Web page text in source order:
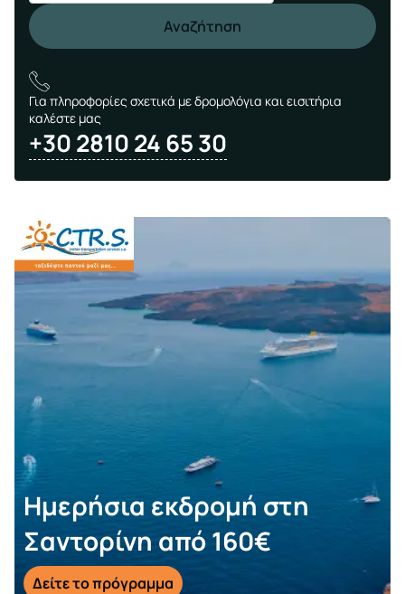
Για πληροφορίες σχετικά με δρομολόγια και εισιτήρια
καλέστε μας
+30 2810 24 65 30
Αναζήτηση
Ημερήσια εκδρομή στη
Σαντορίνη από 160€
Δείτε το πρόγραμμα